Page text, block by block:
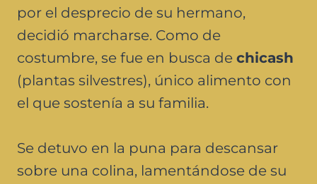
por el desprecio de su hermano,
decidió marcharse. Como de
costumbre, se fue en busca de chicash
(plantas silvestres), único alimento con
el que sostenía a su familia.
Se detuvo en la puna para descansar
sobre una colina, lamentándose de su